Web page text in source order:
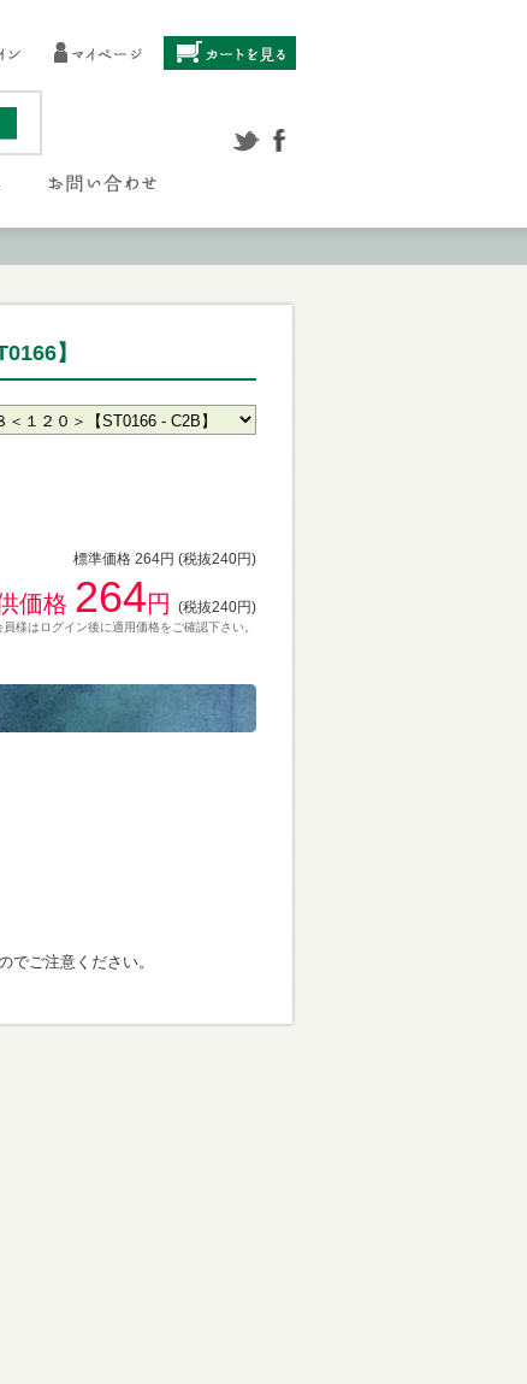
】
標準価格 264円 (税抜240円)
価格 264円 (税抜240円)
様はログイン後に適用価格をご確認下さい。
ご注意ください。